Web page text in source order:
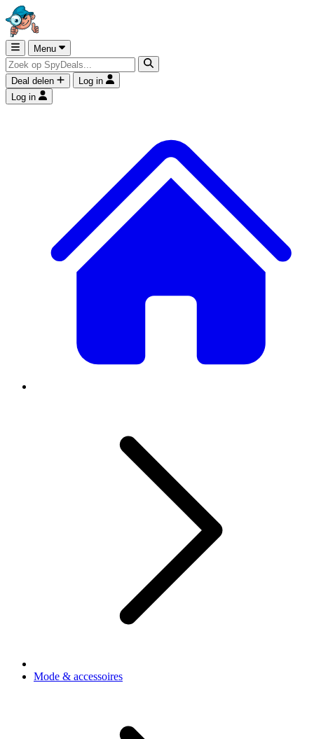
Menu
Deal delen
Log in
Log in
Mode & accessoires